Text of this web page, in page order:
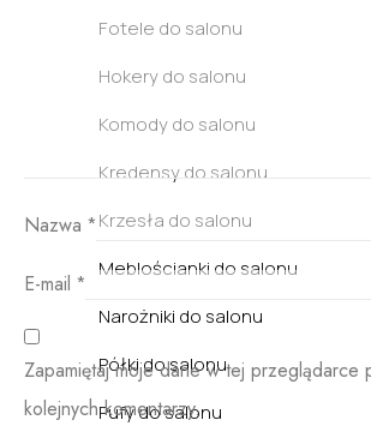
Fotele do salonu
Hokery do salonu
Komody do salonu
Kredensy do salonu
Krzesła do salonu
Meblościanki do salonu
Narożniki do salonu
Półki do salonu
Pufy do salonu
Nazwa *
E-mail *
Zapamiętaj moje dane w tej przeglądarce
kolejnych komentarzy.